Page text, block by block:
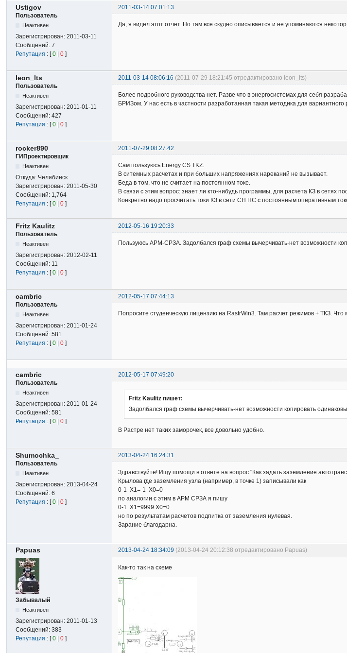
Ustigov
2011-03-14 07:01:13
Пользователь
Неактивен
Зарегистрирован:2011-03-11
Сообщений:7
Репутация : [0 |0 ]
Да, я видел этот отчет. Но там все скудно описывается и не упоминаются
leon_lts 2011-03-14 08:06:16 (2011-07-29 18:21:45 отредактировано leon_lts)
Пользователь
Неактивен
Зарегистрирован:2011-01-11
Сообщений:427
Репутация : [0 |0 ]
Более подробного руководства нет. Разве что в энергосистемах для себя
БРИЗом. У нас есть в частности разработанная такая методика для
rocker890
2011-07-29 08:27:42
ГИПроектировщик
Неактивен
Откуда: Челябинск
Зарегистрирован:2011-05-30
Сообщений: 1,764
Репутация : [0 |0 ]
Сам пользуюсь Energy CS TKZ.
В ситемных расчетах и при больших напряжениях нареканий не вызывает.
Беда в том, что не считает на постоянном токе.
В связи с этим вопрос: знает ли кто-нибудь программы, для расчета КЗ в сетях
Конкретно надо просчитать токи КЗ в сети СН ПС с постоянным оперативным
Fritz Kaulitz
2012-05-16 19:20:33
Пользователь
Неактивен
Зарегистрирован:2012-02-11
Сообщений: 11
Репутация : [0 |0 ]
Пользуюсь АРМ-СРЗА. Задолбался граф схемы вычерчивать-нет возможности
cambric
2012-05-17 07:44:13
Пользователь
Неактивен
Зарегистрирован:2011-01-24
Сообщений:581
Репутация : [0 |0 ]
Попросите студенческую лицензию на RastrWin3. Там расчет режимов + ТКЗ.
cambric
2012-05-17 07:49:20
Пользователь
Неактивен
Зарегистрирован:2011-01-24
Сообщений:581
Репутация : [0 |0 ]
Fritz Kaulitz пишет:
Задолбался граф схемы вычерчивать-нет возможности копировать
В Растре нет таких заморочек, все довольно удобно.
Shumochka_
2013-04-24 16:24:31
Пользователь
Неактивен
Зарегистрирован:2013-04-24
Сообщений:6
Репутация : [0 |0 ]
Здравствуйте! Ищу помощи в ответе на вопрос "Как задать заземление
Крылова где заземления узла (например, в точке 1) записывали как
0-1 Х1=-1 Х0=0
по аналогии с этим в АРМ СРЗА я пишу
0-1 Х1=9999 Х0=0
но по результатам расчетов подпитка от заземления нулевая.
Зарание благодарна.
Papuas 2013-04-24 18:34:09 (2013-04-24 20:12:38 отредактировано Papuas)
Забывалый
Неактивен
Зарегистрирован:2011-01-13
Сообщений:383
Репутация : [0 |0 ]
Как-то так на схеме